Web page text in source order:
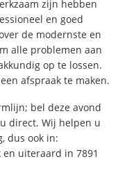
zijn hebben
en goed
de modernste en
alle problemen aan
op te lossen.
afspraak te maken.
bel deze avond
direct. Wij helpen u
dus ook in:
en uiteraard in 7891